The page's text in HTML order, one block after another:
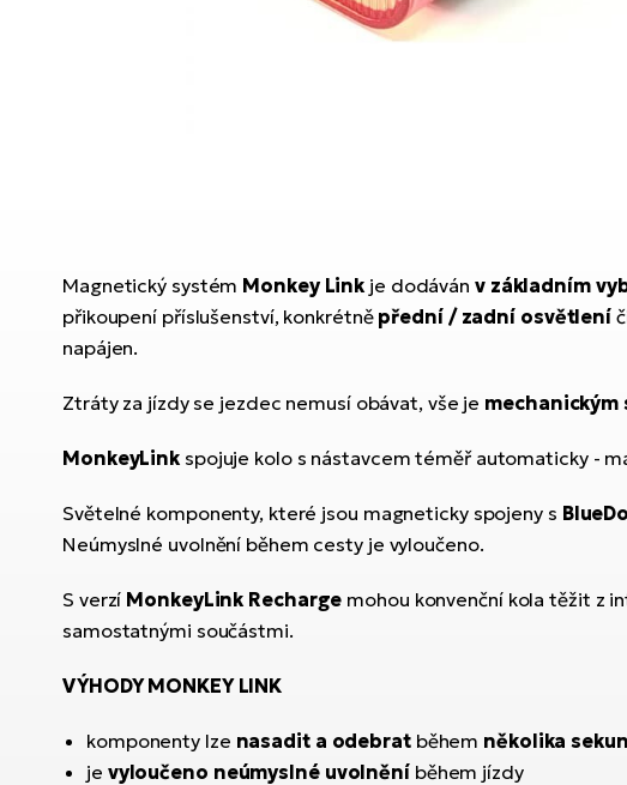
Magnetický systém Monkey Link je dodáván v základním
přikoupení příslušenství, konkrétně přední / zadní osvětlení
napájen.
Ztráty za jízdy se jezdec nemusí obávat, vše je mechanickým
MonkeyLink spojuje kolo s nástavcem téměř automaticky -
Světelné komponenty, které jsou magneticky spojeny s
Neúmyslné uvolnění během cesty je vyloučeno.
S verzí MonkeyLink Recharge mohou konvenční kola těžit z
samostatnými součástmi.
VÝHODY MONKEY LINK
komponenty lze nasadit a odebratběhem několika
je vyloučeno neúmyslné uvolněníběhem jízdy